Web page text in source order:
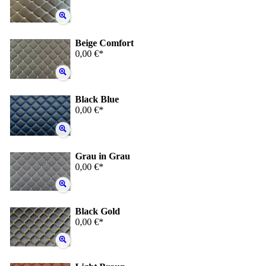
Beige Comfort
0,00 €*
Black Blue
0,00 €*
Grau in Grau
0,00 €*
Black Gold
0,00 €*